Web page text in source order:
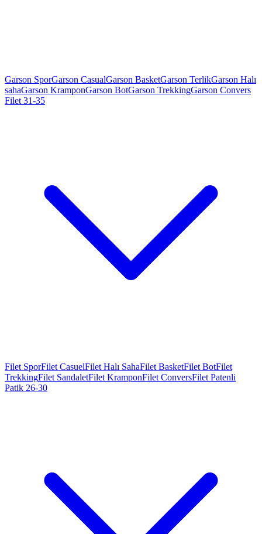
Garson SporGarson CasualGarson BasketGarson TerlikGarson Halı
sahaGarson KramponGarson BotGarson TrekkingGarson Convers
Filet 31-35
Filet SporFilet CasuelFilet Halı SahaFilet BasketFilet BotFilet
TrekkingFilet SandaletFilet KramponFilet ConversFilet Patenli
Patik 26-30